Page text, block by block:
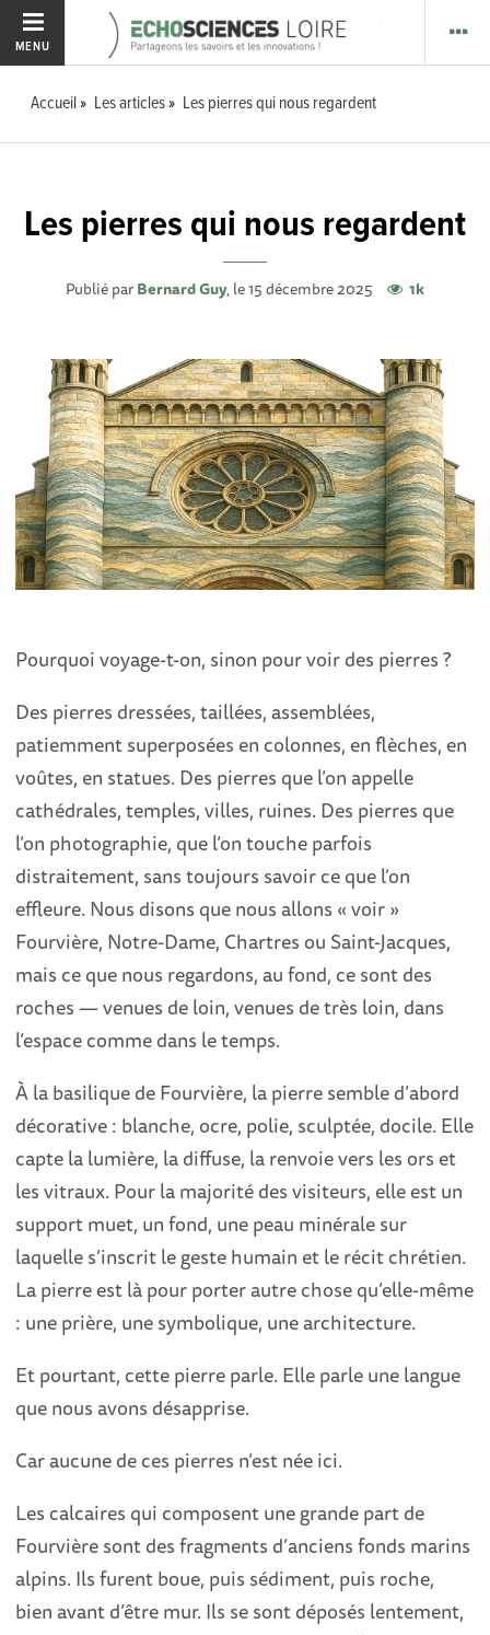
MENU
Accueil Les articles Les pierres qui nous regardent
Les pierres qui nous regardent
Publié parBernard Guy, le 15 décembre 2025 1k
Pourquoi voyage-t-on, sinon pour voir des pierres ?
Des pierres dressées, taillées, assemblées,
patiemment superposées en colonnes, en flèches, en
voûtes, en statues. Des pierres que l’on appelle
cathédrales, temples, villes, ruines. Des pierres que
l’on photographie, que l’on touche parfois
distraitement, sans toujours savoir ce que l’on
effleure. Nous disons que nous allons « voir »
Fourvière, Notre-Dame, Chartres ou Saint-Jacques,
mais ce que nous regardons, au fond, ce sont des
roches — venues de loin, venues de très loin, dans
l’espace comme dans le temps.
À la basilique de Fourvière, la pierre semble d’abord
décorative : blanche, ocre, polie, sculptée, docile. Elle
capte la lumière, la diffuse, la renvoie vers les ors et
les vitraux. Pour la majorité des visiteurs, elle est un
support muet, un fond, une peau minérale sur
laquelle s’inscrit le geste humain et le récit chrétien.
La pierre est là pour porter autre chose qu’elle-même
: une prière, une symbolique, une architecture.
Et pourtant, cette pierre parle. Elle parle une langue
que nous avons désapprise.
Car aucune de ces pierres n’est née ici.
Les calcaires qui composent une grande part de
Fourvière sont des fragments d’anciens fonds marins
alpins. Ils furent boue, puis sédiment, puis roche,
bien avant d’être mur. Ils se sont déposés lentement,